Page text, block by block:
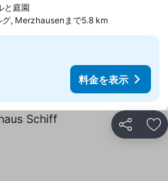
と庭園
グ, Merzhausenまで5.8 km
料金を表示
シェア お